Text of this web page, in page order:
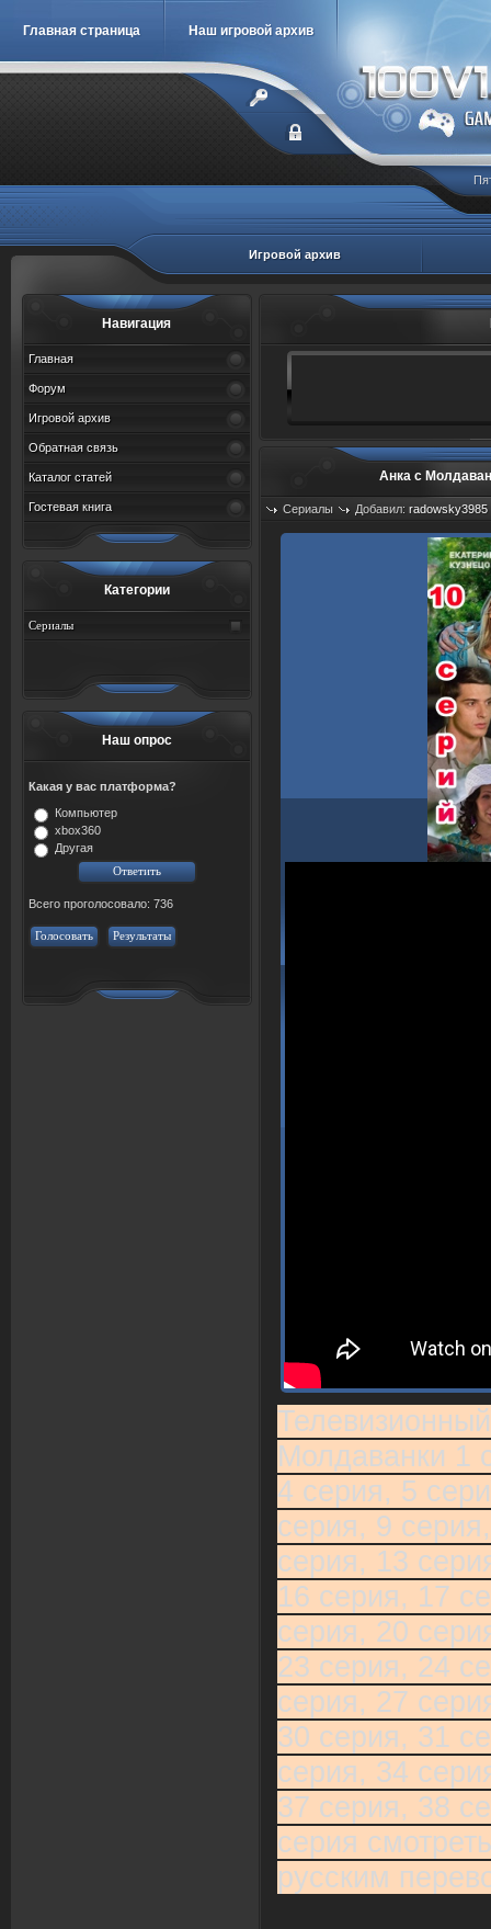
Главная страница Наш игровой архив
Игровой архив
Навигация
Главная
Форум
Игровой архив
Обратная связь
Каталог статей
Гостевая книга
Категории
Сериалы
Наш опрос
Какая у вас платформа?
Компьютер
xbox360
Другая
Всего проголосовало: 736
Голосовать Результаты
Анка с
Сериалы Добавил: radowsky3985
Просмотров: 532
Молдаванки 1
4 серия, 5
серия, 9
серия, 13
16 серия, 17
серия, 20
23 серия, 24
серия, 27
30 серия, 31
серия, 34
37 серия, 38
серия
русским